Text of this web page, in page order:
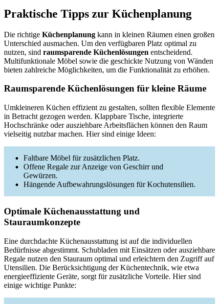
Praktische Tipps zur Küchenplanung
Die richtige Küchenplanung kann in kleinen Räumen einen großen
Unterschied ausmachen. Um den verfügbaren Platz optimal zu
nutzen, sind raumsparende Küchenlösungen entscheidend.
Multifunktionale Möbel sowie die geschickte Nutzung von Wänden
bieten zahlreiche Möglichkeiten, um die Funktionalität zu erhöhen.
Raumsparende Küchenlösungen für kleine Räume
Umkleineren Küchen effizient zu gestalten, sollten flexible Elemente
in Betracht gezogen werden. Klappbare Tische, integrierte
Hochschränke oder ausziehbare Arbeitsflächen können den Raum
vielseitig nutzbar machen. Hier sind einige Ideen:
Faltbare Möbel für zusätzlichen Platz.
Offene Regale zur Anzeige von Geschirr und
Gewürzen.
Hängende Aufbewahrungslösungen für Kochutensilien.
Optimale Küchenausstattung und
Stauraumkonzepte
Eine durchdachte Küchenausstattung ist auf die individuellen
Bedürfnisse abgestimmt. Schubladen mit Einsätzen oder ausziehbare
Regale nutzen den Stauraum optimal und erleichtern den Zugriff auf
Utensilien. Die Berücksichtigung der Küchentechnik, wie etwa
energieeffiziente Geräte, sorgt für zusätzliche Vorteile. Hier sind
einige wichtige Punkte: